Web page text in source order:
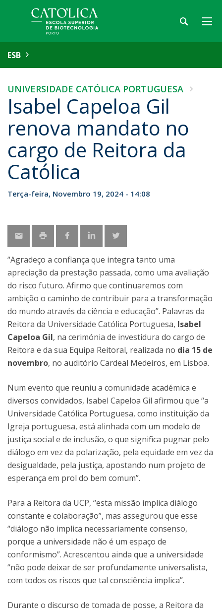
ESB
UNIVERSIDADE CATÓLICA PORTUGUESA
Isabel Capeloa Gil
renova mandato no
cargo de Reitora da
Católica
Terça-feira, Novembro 19, 2024 - 14:08
“Agradeço a confiança que integra tanto uma
apreciação da prestação passada, como uma avaliação
do risco futuro. Afirmo que continuaremos com
ambição o caminho de contribuir para a transformação
do mundo através da ciência e educação”. Palavras da
Reitora da Universidade Católica Portuguesa, Isabel
Capeloa Gil, na cerimónia de investidura do cargo de
Reitora e da sua Equipa Reitoral, realizada no dia 15 de
novembro, no auditório Cardeal Medeiros, em Lisboa.
Num evento que reuniu a comunidade académica e
diversos convidados, Isabel Capeloa Gil afirmou que “a
Universidade Católica Portuguesa, como instituição da
Igreja portuguesa, está alinhada com um modelo de
justiça social e de inclusão, o que significa pugnar pelo
diálogo em vez da polarização, pela equidade em vez da
desigualdade, pela justiça, apostando num projeto de
esperança em prol do bem comum”.
Para a Reitora da UCP, “esta missão implica diálogo
constante e colaboração”, mas assegurou que esse
“diálogo não implica necessariamente consenso,
porque a universidade não é um espaço de
conformismo”. Acrescentou ainda que a universidade
“não pode deixar de ser profundamente universalista,
com todos os riscos que tal consciência implica”.
Durante o discurso de tomada de posse, a Reitora da